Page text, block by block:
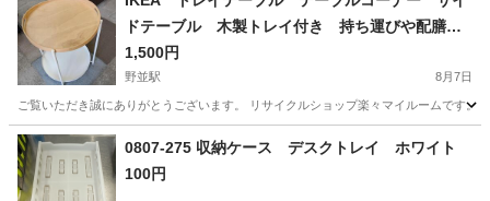
ドテーブル 木製トレイ付き 持ち運びや配膳に
便利 使い方自由自在 軽量で丈夫 直径45㎝×高
さ53㎝
1,500円
野並駅 8月7日
ご覧いただき誠にありがとうございます。 リサイクルショップ楽々マイルームです
愛知 名古屋市 テーブル
0807-275 収納ケース デスクトレイ ホワイト
100円